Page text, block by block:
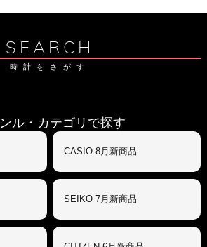
SEARCH
時計をさがす
ル・カテゴリで探す
CASIO 8月新商品
SEIKO 7月新商品